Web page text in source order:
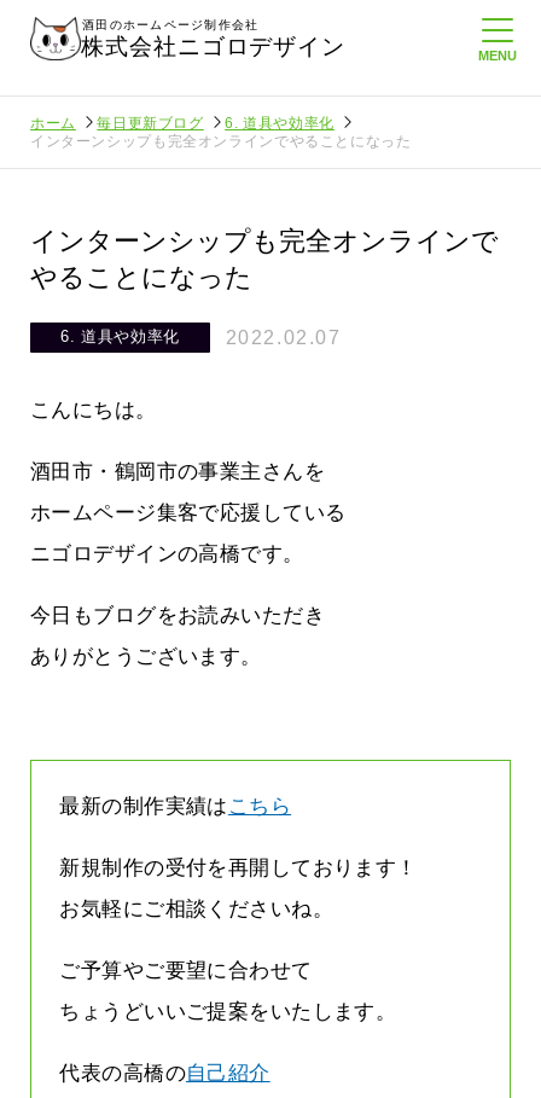
酒田のホームページ制作会社
株式会社ニゴロデザイン
ホーム 毎日更新ブログ
6. 道具や効率化
インターンシップも完全オンラインでやることになった
インターンシップも完全オンラインで
やることになった
6. 道具や効率化 2022.02.07
こんにちは。
酒田市・鶴岡市の事業主さんを
ホームページ集客で応援している
ニゴロデザインの高橋です。
今日もブログをお読みいただき
ありがとうございます。
最新の制作実績は こちら
新規制作の受付を再開しております！
お気軽にご相談くださいね。
ご予算やご要望に合わせて
ちょうどいいご提案をいたします。
代表の高橋の自己紹介
通信を持
なんです
ニゴロ通信８月号が届きました！まも
なくまちがい探しが変わります
2026.07.27